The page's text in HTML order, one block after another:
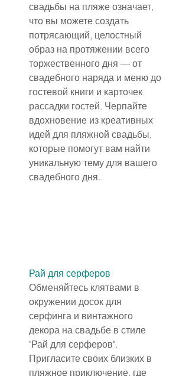
свадьбы на пляже означает,
что вы можете создать
потрясающий, целостный
образ на протяжении всего
торжественного дня — от
свадебного наряда и меню до
гостевой книги и карточек
рассадки гостей. Черпайте
вдохновение из креативных
идей для пляжной свадьбы,
которые помогут вам найти
уникальную тему для вашего
свадебного дня.
Рай для серферов
Обменяйтесь клятвами в
окружении досок для
серфинга и винтажного
декора на свадьбе в стиле
"Рай для серферов".
Пригласите своих близких в
пляжное приключение, где